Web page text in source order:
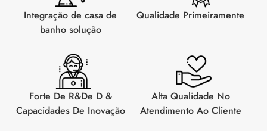
Integração de casa de
banho solução
Qualidade Primeiramente
Forte De R&De D &
Capacidades De Inovação
Alta Qualidade No
Atendimento Ao Cliente